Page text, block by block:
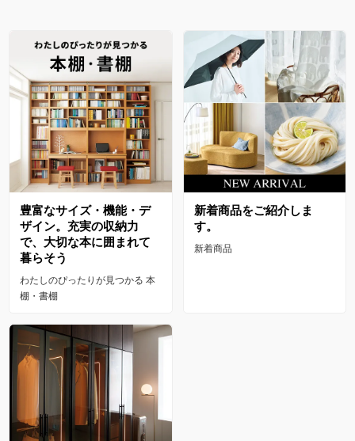
豊富なサイズ・機能・デ
ザイン。充実の収納力
で、大切な本に囲まれて
暮らそう
わたしのぴったりが見つかる 本
棚・書棚
新着商品をご紹介しま
す。
新着商品